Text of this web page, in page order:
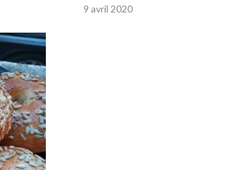
9 avril 2020